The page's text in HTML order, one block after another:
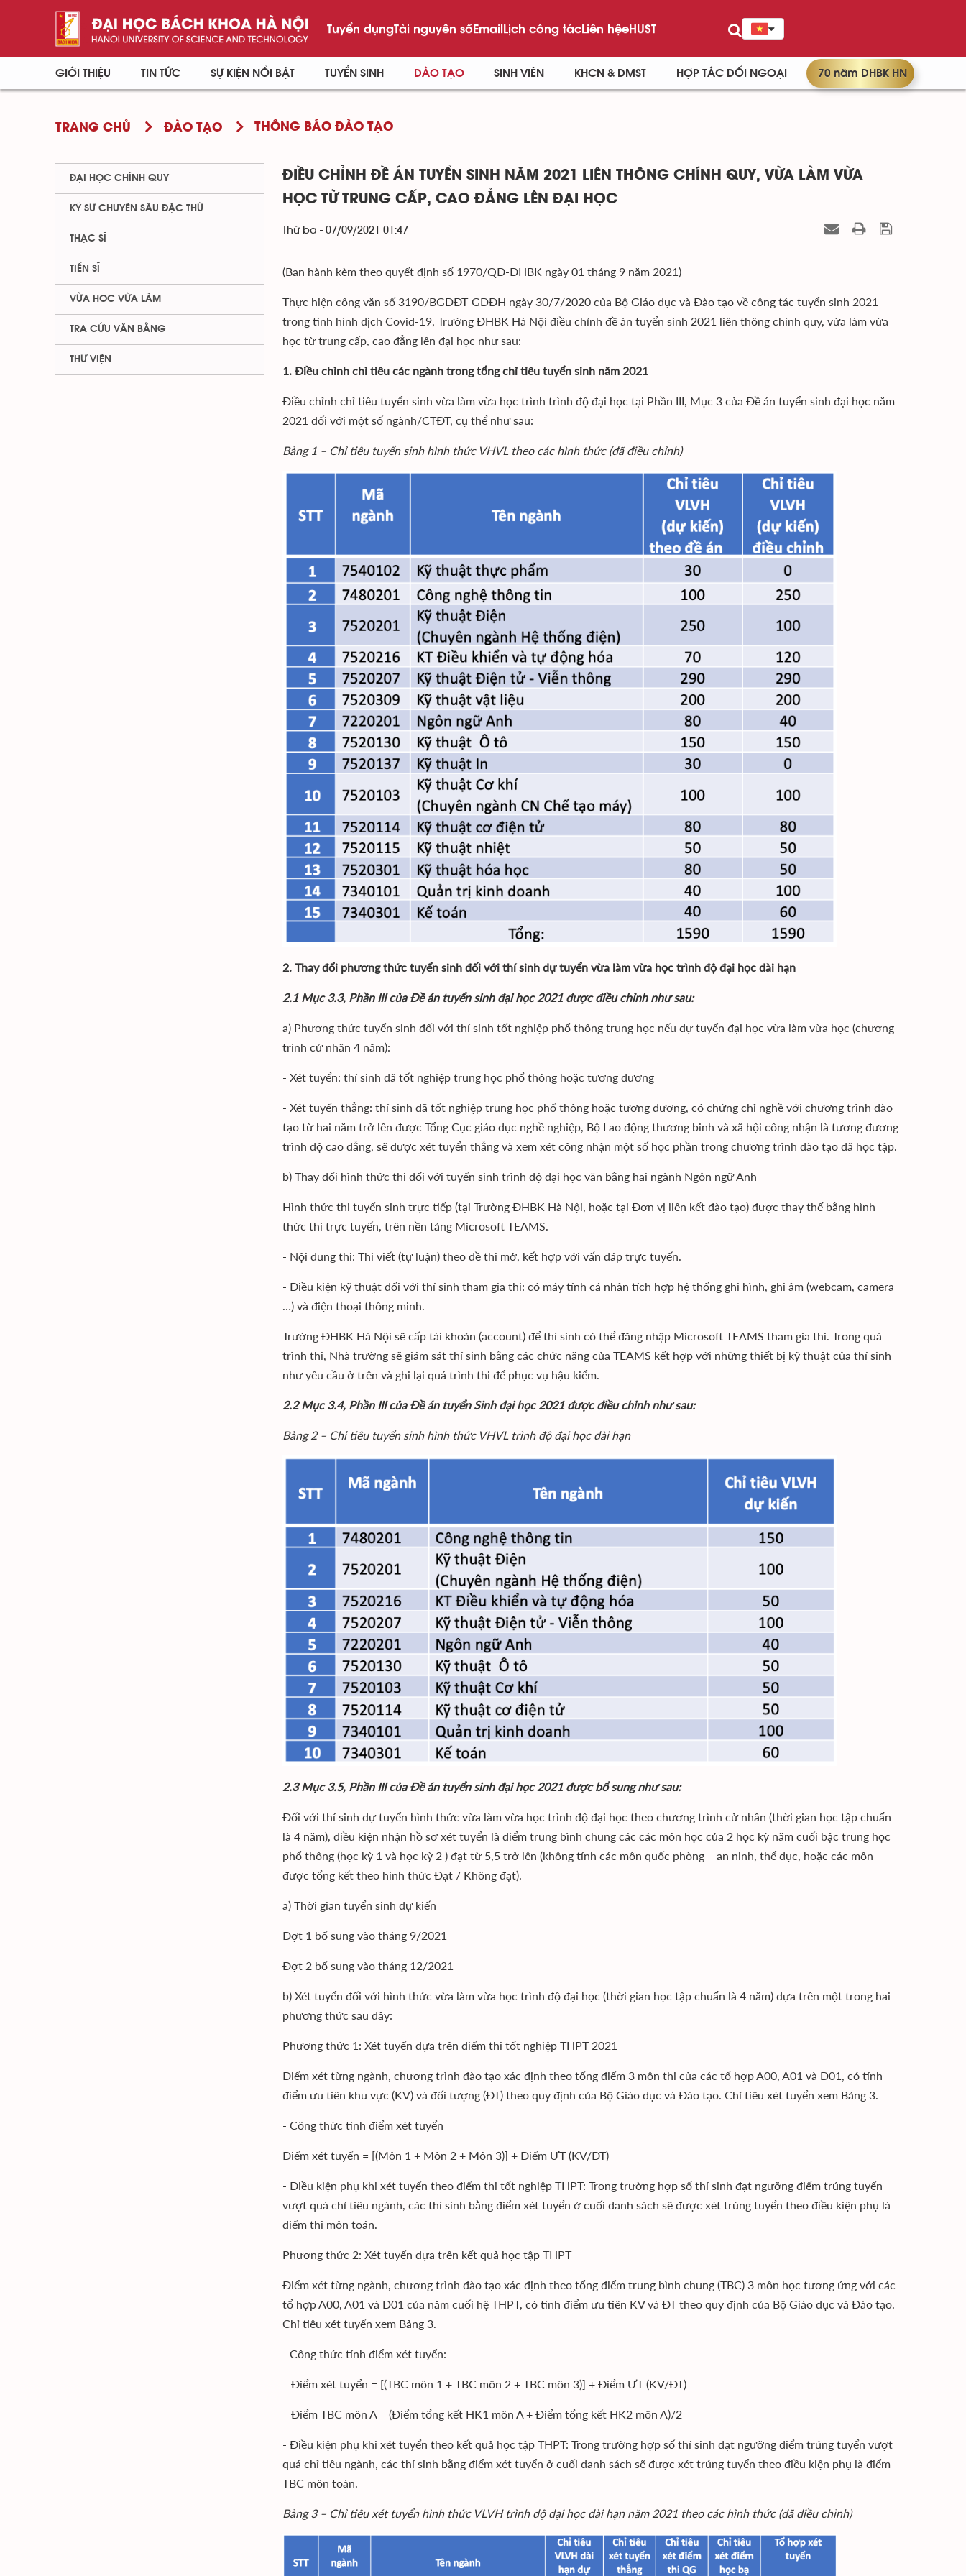
Tuyển dụngTài nguyên sốEmailLịch công tácLiên hệeHUST
GIỚI THIỆU TIN TỨC SỰ KIỆN NỔI BẬT TUYỂN SINH ĐÀO TẠO SINH VIÊN KHCN & ĐMST HỢP TÁC ĐỐI NGOẠI 70 năm ĐHBK HN
TRANG CHỦ ĐÀO TẠO THÔNG BÁO ĐÀO TẠO
ĐIỀU CHỈNH ĐỀ ÁN TUYỂN SINH NĂM 2021 LIÊN THÔNG CHÍNH QUY, VỪA LÀM VỪA
HỌC TỪ TRUNG CẤP, CAO ĐẲNG LÊN ĐẠI HỌC
Thứ ba - 07/09/2021 01:47
(Ban hành kèm theo quyết định số 1970/QĐ-ĐHBK ngày 01 tháng 9 năm 2021)
Thực hiện công văn số 3190/BGDĐT-GDĐH ngày 30/7/2020 của Bộ Giáo dục và Đào tạo về công tác tuyển sinh 2021
trong tình hình dịch Covid-19, Trường ĐHBK Hà Nội điều chỉnh đề án tuyển sinh 2021 liên thông chính quy, vừa làm vừa
học từ trung cấp, cao đẳng lên đại học như sau:
1. Điều chỉnh chỉ tiêu các ngành trong tổng chỉ tiêu tuyển sinh năm 2021
Điều chỉnh chỉ tiêu tuyển sinh vừa làm vừa học trình trình độ đại học tại Phần III, Mục 3 của Đề án tuyển sinh đại học năm
2021 đối với một số ngành/CTĐT, cụ thể như sau:
Bảng 1 – Chỉ tiêu tuyển sinh hình thức VHVL theo các hình thức (đã điều chỉnh)
2. Thay đổi phương thức tuyển sinh đối với thí sinh dự tuyển vừa làm vừa học trình độ đại học dài hạn
2.1 Mục 3.3, Phần III của Đề án tuyển sinh đại học 2021 được điều chỉnh như sau:
a) Phương thức tuyển sinh đối với thí sinh tốt nghiệp phổ thông trung học nếu dự tuyển đại học vừa làm vừa học (chương
trình cử nhân 4 năm):
- Xét tuyển: thí sinh đã tốt nghiệp trung học phổ thông hoặc tương đương
- Xét tuyển thẳng: thí sinh đã tốt nghiệp trung học phổ thông hoặc tương đương, có chứng chỉ nghề với chương trình đào
tạo từ hai năm trở lên được Tổng Cục giáo dục nghề nghiệp, Bộ Lao động thương binh và xã hội công nhận là tương đương
trình độ cao đẳng, sẽ được xét tuyển thẳng và xem xét công nhận một số học phần trong chương trình đào tạo đã học tập.
b) Thay đổi hình thức thi đối với tuyển sinh trình độ đại học văn bằng hai ngành Ngôn ngữ Anh
Hình thức thi tuyển sinh trực tiếp (tại Trường ĐHBK Hà Nội, hoặc tại Đơn vị liên kết đào tạo) được thay thế bằng hình
thức thi trực tuyến, trên nền tảng Microsoft TEAMS.
- Nội dung thi: Thi viết (tự luận) theo đề thi mở, kết hợp với vấn đáp trực tuyến.
- Điều kiện kỹ thuật đối với thí sinh tham gia thi: có máy tính cá nhân tích hợp hệ thống ghi hình, ghi âm (webcam, camera
…) và điện thoại thông minh.
Trường ĐHBK Hà Nội sẽ cấp tài khoản (account) để thí sinh có thể đăng nhập Microsoft TEAMS tham gia thi. Trong quá
trình thi, Nhà trường sẽ giám sát thí sinh bằng các chức năng của TEAMS kết hợp với những thiết bị kỹ thuật của thí sinh
như yêu cầu ở trên và ghi lại quá trình thi để phục vụ hậu kiểm.
2.2 Mục 3.4, Phần III của Đề án tuyển Sinh đại học 2021 được điều chỉnh như sau:
Bảng 2 – Chỉ tiêu tuyển sinh hình thức VHVL trình độ đại học dài hạn
2.3 Mục 3.5, Phần III của Đề án tuyển sinh đại học 2021 được bổ sung như sau:
Đối với thí sinh dự tuyển hình thức vừa làm vừa học trình độ đại học theo chương trình cử nhân (thời gian học tập chuẩn
là 4 năm), điều kiện nhận hồ sơ xét tuyển là điểm trung bình chung các các môn học của 2 học kỳ năm cuối bậc trung học
phổ thông (học kỳ 1 và học kỳ 2 ) đạt từ 5,5 trở lên (không tính các môn quốc phòng – an ninh, thể dục, hoặc các môn
được tổng kết theo hình thức Đạt / Không đạt).
a) Thời gian tuyển sinh dự kiến
Đợt 1 bổ sung vào tháng 9/2021
Đợt 2 bổ sung vào tháng 12/2021
b) Xét tuyển đối với hình thức vừa làm vừa học trình độ đại học (thời gian học tập chuẩn là 4 năm) dựa trên một trong hai
phương thức sau đây:
Phương thức 1: Xét tuyển dựa trên điểm thi tốt nghiệp THPT 2021
Điểm xét từng ngành, chương trình đào tạo xác định theo tổng điểm 3 môn thi của các tổ hợp A00, A01 và D01, có tính
điểm ưu tiên khu vực (KV) và đối tượng (ĐT) theo quy định của Bộ Giáo dục và Đào tạo. Chỉ tiêu xét tuyển xem Bảng 3.
- Công thức tính điểm xét tuyển
Điểm xét tuyển = [(Môn 1 + Môn 2 + Môn 3)] + Điểm ƯT (KV/ĐT)
- Điều kiện phụ khi xét tuyển theo điểm thi tốt nghiệp THPT: Trong trường hợp số thí sinh đạt ngưỡng điểm trúng tuyển
vượt quá chỉ tiêu ngành, các thí sinh bằng điểm xét tuyển ở cuối danh sách sẽ được xét trúng tuyển theo điều kiện phụ là
điểm thi môn toán.
Phương thức 2: Xét tuyển dựa trên kết quả học tập THPT
Điểm xét từng ngành, chương trình đào tạo xác định theo tổng điểm trung bình chung (TBC) 3 môn học tương ứng với các
tổ hợp A00, A01 và D01 của năm cuối hệ THPT, có tính điểm ưu tiên KV và ĐT theo quy định của Bộ Giáo dục và Đào tạo.
Chỉ tiêu xét tuyển xem Bảng 3.
- Công thức tính điểm xét tuyển:
Điểm xét tuyển = [(TBC môn 1 + TBC môn 2 + TBC môn 3)] + Điểm ƯT (KV/ĐT)
Điểm TBC môn A = (Điểm tổng kết HK1 môn A + Điểm tổng kết HK2 môn A)/2
- Điều kiện phụ khi xét tuyển theo kết quả học tập THPT: Trong trường hợp số thí sinh đạt ngưỡng điểm trúng tuyển vượt
quá chỉ tiêu ngành, các thí sinh bằng điểm xét tuyển ở cuối danh sách sẽ được xét trúng tuyển theo điều kiện phụ là điểm
TBC môn toán.
Bảng 3 – Chỉ tiêu xét tuyển hình thức VLVH trình độ đại học dài hạn năm 2021 theo các hình thức (đã điều chỉnh)
ĐẠI HỌC CHÍNH QUY
KỸ SƯ CHUYÊN SÂU ĐẶC THÙ
THẠC SĨ
TIẾN SĨ
VỪA HỌC VỪA LÀM
TRA CỨU VĂN BẰNG
THƯ VIỆN